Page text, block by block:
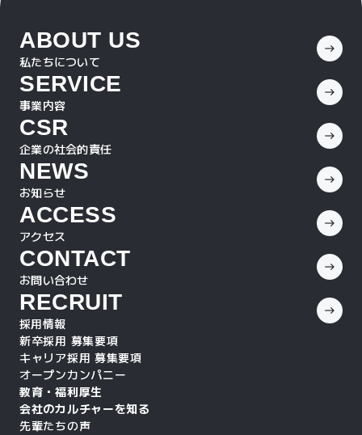
ABOUT US
私たちについて
SERVICE
事業内容
CSR
企業の社会的責任
NEWS
お知らせ
ACCESS
アクセス
CONTACT
お問い合わせ
RECRUIT
採用情報
新卒採用 募集要項
キャリア採用 募集要項
オープンカンパニー
教育・福利厚生
会社のカルチャーを知る
先輩たちの声